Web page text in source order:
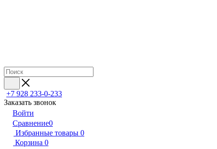
+7 928 233-0-233
Заказать звонок
Войти
Сравнение0
Избранные товары 0
Корзина 0